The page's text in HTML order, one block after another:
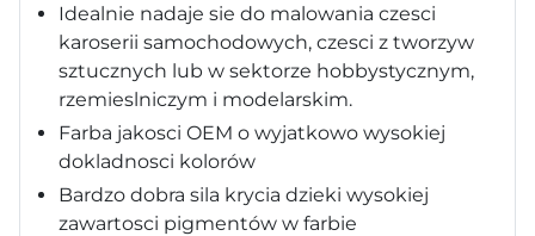
Idealnie nadaje sie do malowania czesci
karoserii samochodowych, czesci z tworzyw
sztucznych lub w sektorze hobbystycznym,
rzemieslniczym i modelarskim.
Farba jakosci OEM o wyjatkowo wysokiej
dokladnosci kolorów
Bardzo dobra sila krycia dzieki wysokiej
zawartosci pigmentów w farbie